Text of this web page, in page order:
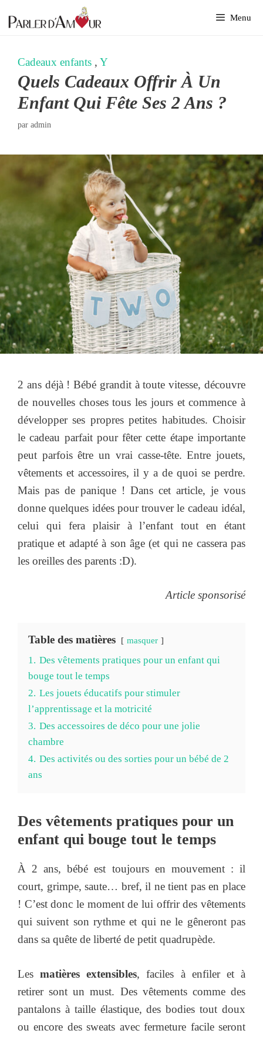
au
Menu
Cadeaux enfants , Y
Quels Cadeaux Offrir À Un
Enfant Qui Fête Ses 2 Ans ?
par admin
2 ans déjà ! Bébé grandit à toute vitesse, découvre
de nouvelles choses tous les jours et commence à
développer ses propres petites habitudes. Choisir
le cadeau parfait pour fêter cette étape importante
peut parfois être un vrai casse-tête. Entre jouets,
vêtements et accessoires, il y a de quoi se perdre.
Mais pas de panique ! Dans cet article, je vous
donne quelques idées pour trouver le cadeau idéal,
celui qui fera plaisir à l’enfant tout en étant
pratique et adapté à son âge (et qui ne cassera pas
les oreilles des parents :D).
Article sponsorisé
Table des matières masquer
1. Des vêtements pratiques pour un enfant qui
bouge tout le temps
2. Les jouets éducatifs pour stimuler
l’apprentissage et la motricité
3. Des accessoires de déco pour une jolie
chambre
4. Des activités ou des sorties pour un bébé de 2
ans
Des vêtements pratiques pour un
enfant qui bouge tout le temps
À 2 ans, bébé est toujours en mouvement : il
court, grimpe, saute… bref, il ne tient pas en place
! C’est donc le moment de lui offrir des vêtements
qui suivent son rythme et qui ne le gêneront pas
dans sa quête de liberté de petit quadrupède.
Les matières extensibles, faciles à enfiler et à
retirer sont un must. Des vêtements comme des
pantalons à taille élastique, des bodies tout doux
ou encore des sweats avec fermeture facile seront